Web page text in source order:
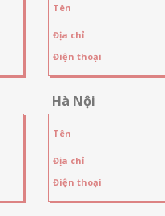
Tên
Địa chỉ
Điện thoại
Hà Nội
Tên
Địa chỉ
Điện thoại